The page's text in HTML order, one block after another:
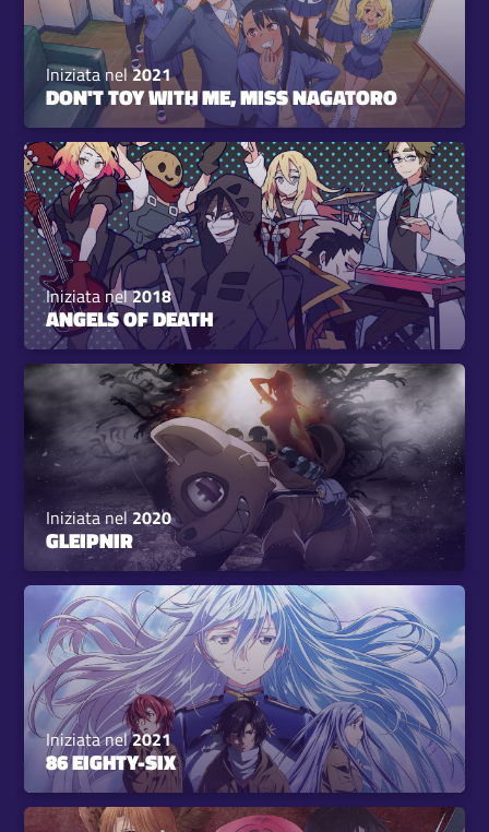
Iniziata nel2021
DON'T TOY WITH ME, MISS NAGATORO
Iniziata nel2018
ANGELS OF DEATH
Iniziata nel2020
GLEIPNIR
Iniziata nel2021
86 EIGHTY-SIX